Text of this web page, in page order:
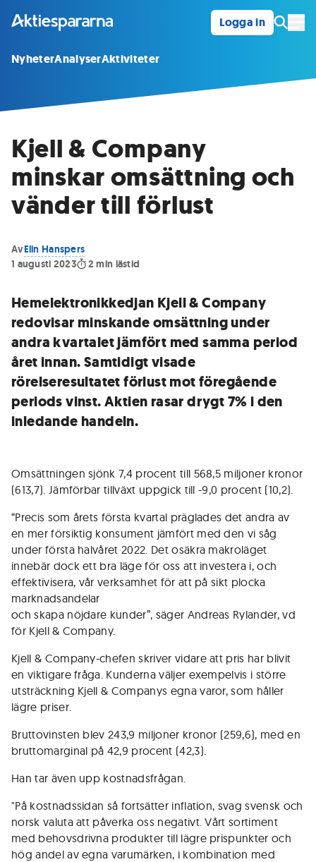
Logga in
NyheterAnalyserAktiviteter
Kjell & Company
minskar omsättning och
vänder till förlust
AvElin Hanspers
1 augusti 2023
2 min lästid
Hemelektronikkedjan Kjell & Company
redovisar minskande omsättning under
andra kvartalet jämfört med samma period
året innan. Samtidigt visade
rörelseresultatet förlust mot föregående
periods vinst. Aktien rasar drygt 7% i den
inledande handeln.
Omsättningen sjönk 7,4 procent till 568,5 miljoner kronor
(613,7). Jämförbar tillväxt uppgick till -9,0 procent (10,2).
“Precis som årets första kvartal präglades det andra av
en mer försiktig konsument jämfört med den vi såg
under första halvåret 2022. Det osäkra makroläget
innebär dock ett bra läge för oss att investera i, och
effektivisera, vår verksamhet för att på sikt plocka
marknadsandelar
och skapa nöjdare kunder”, säger Andreas Rylander, vd
för Kjell & Company.
Kjell & Company-chefen skriver vidare att pris har blivit
en viktigare fråga. Kunderna väljer exempelvis i större
utsträckning Kjell & Companys egna varor, som håller
lägre priser.
Bruttovinsten blev 243,9 miljoner kronor (259,6), med en
bruttomarginal på 42,9 procent (42,3).
Han tar även upp kostnadsfrågan.
"På kostnadssidan så fortsätter inflation, svag svensk och
norsk valuta att påverka oss negativt. Vårt sortiment
med behovsdrivna produkter till lägre prispunkter och
hög andel av egna varumärken, i kombination med